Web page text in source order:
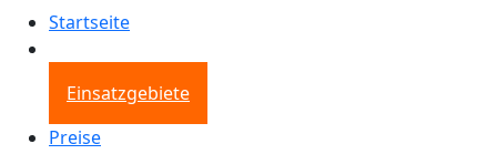
Startseite
Einsatzgebiete
Preise